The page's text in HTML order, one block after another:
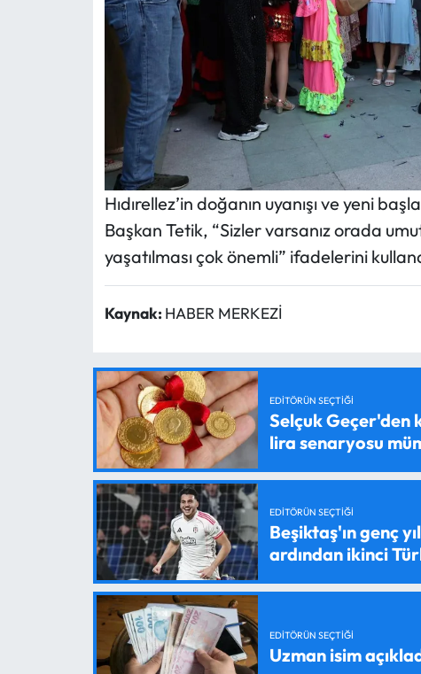
Hıdırellez’in doğanın uyanışı ve yeni
Başkan Tetik, “Sizler varsanız orada
yaşatılması çok önemli” ifadelerini
Kaynak: HABER MERKEZİ
EDITÖRÜN SEÇTIĞI
Selçuk Geçer'den
lira senaryosu
EDITÖRÜN SEÇTIĞI
Beşiktaş'ın genç
ardından ikinci
EDITÖRÜN SEÇTIĞI
Uzman isim